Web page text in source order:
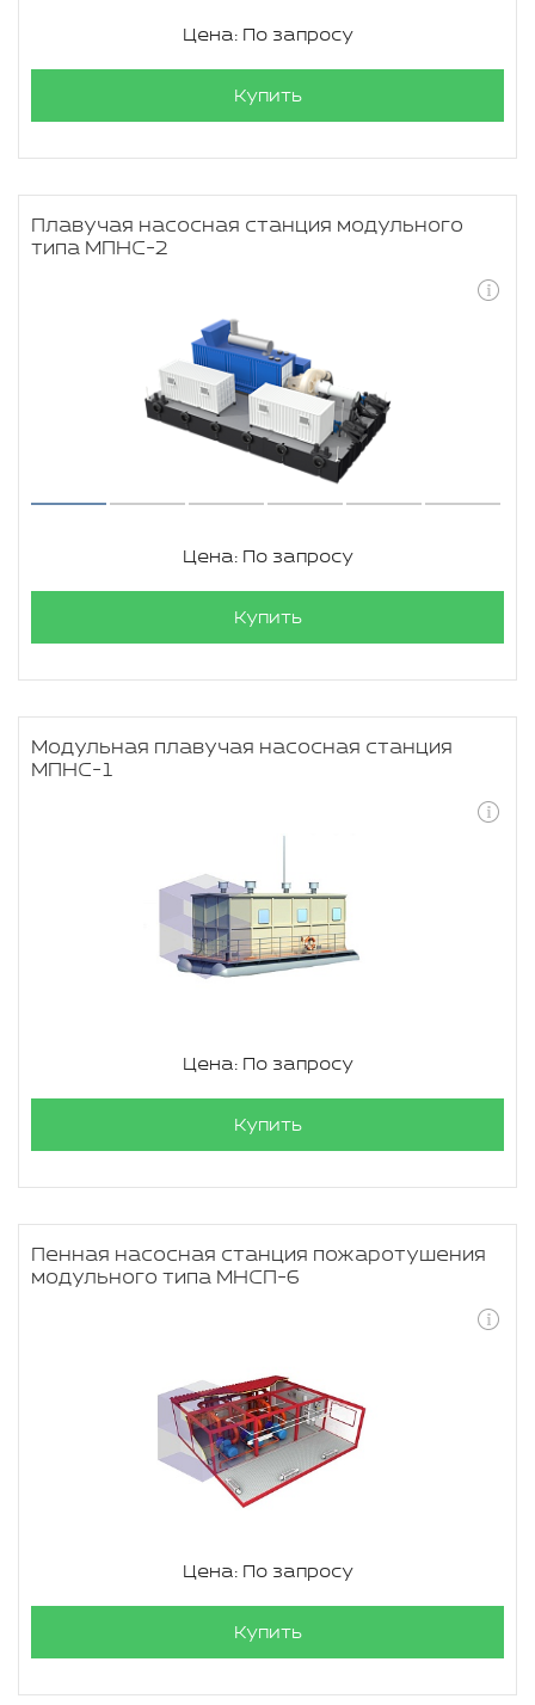
Цена: По запросу
Купить
Плавучая насосная станция модульного
типа МПНС-2
Цена: По запросу
Купить
Модульная плавучая насосная станция
МПНС-1
Цена: По запросу
Купить
Пенная насосная станция пожаротушения
модульного типа МНСП-6
Цена: По запросу
Купить